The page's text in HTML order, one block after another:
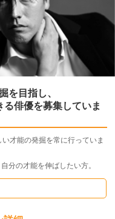
を目指し、
俳優を募集していま
才能の発掘を常に行っていま
分の才能を伸ばしたい方。